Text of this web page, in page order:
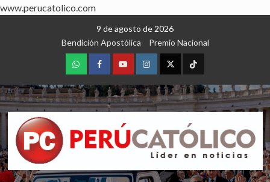
www.perucatolico.com
9 de agosto de 2026
Bendición Apostólica
Premio Nacional
WhatsAppFacebookYoutubeInstagram
X TikTok